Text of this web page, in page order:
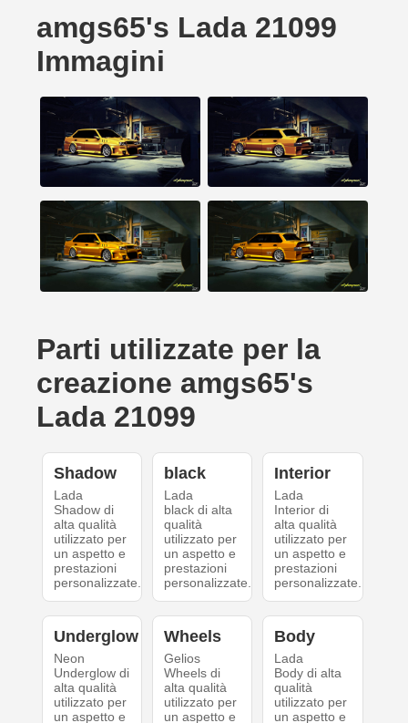
amgs65's Lada 21099
Immagini
Parti utilizzate per la
creazione amgs65's
Lada 21099
Shadow
Lada
Shadow di
alta qualità
utilizzato per
un aspetto e
prestazioni
personalizzate.
black
Lada
black di alta
qualità
utilizzato per
un aspetto e
prestazioni
personalizzate.
Interior
Lada
Interior di
alta qualità
utilizzato per
un aspetto e
prestazioni
personalizzate.
Underglow
Neon
Underglow di
alta qualità
utilizzato per
un aspetto e
Wheels
Gelios
Wheels di
alta qualità
utilizzato per
un aspetto e
Body
Lada
Body di alta
qualità
utilizzato per
un aspetto e